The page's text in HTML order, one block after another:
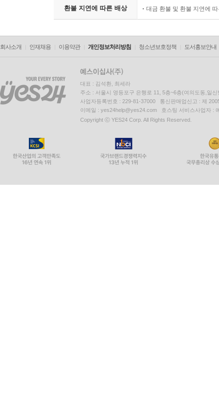
환불 지연에 따른 배상 대금 환불 및 환불 지연에
회사소개 인재채용 이용약관 개인정보처리방침 청소년보호정책 도서홍보안내
대표 : 김석환, 최세라
주소 : 서울시 영등포구 은행로 11, 5층~6층(여의도동,일신
사업자등록번호 : 229-81-37000 통신판매업신고 : 제
이메일 : yes24help@yes24.com 호스팅 서비스사업자 :
Copyright ⓒ YES24 Corp. All Rights Reserved.